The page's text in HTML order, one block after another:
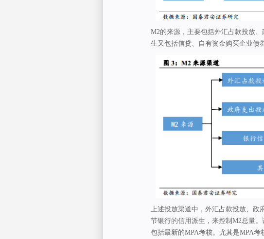
M2的来源，主要包括外汇占款投放
生又包括信贷、自有资金购买企业债
上述投放渠道中，外汇占款投放、政
节银行的信用派生，来控制M2总量
包括最新的MPA考核。尤其是MPA